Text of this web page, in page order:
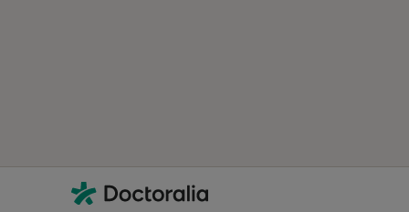
Contacto
Doctoralia - Página de inicio